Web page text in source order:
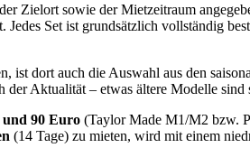
Zielort sowie der Mietzeitraum
Set ist grundsätzlich vollständig
ist dort auch die Auswahl aus den
Aktualität – etwas ältere Modelle sind
und 90 Euro (Taylor Made M1/M2 bzw.
(14 Tage) zu mieten, wird mit einem